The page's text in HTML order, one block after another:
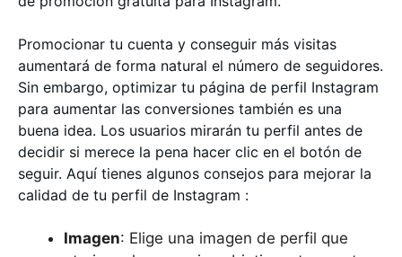
Promocionar tu cuenta y conseguir más visitas
aumentará de forma natural el número de seguidores.
Sin embargo, optimizar tu página de perfil Instagram
para aumentar las conversiones también es una
buena idea. Los usuarios mirarán tu perfil antes de
decidir si merece la pena hacer clic en el botón de
seguir. Aquí tienes algunos consejos para mejorar la
calidad de tu perfil de Instagram :
Imagen: Elige una imagen de perfil que